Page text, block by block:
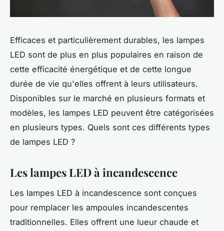
Efficaces et particulièrement durables, les lampes
LED sont de plus en plus populaires en raison de
cette efficacité énergétique et de cette longue
durée de vie qu'elles offrent à leurs utilisateurs.
Disponibles sur le marché en plusieurs formats et
modèles, les lampes LED peuvent être catégorisées
en plusieurs types. Quels sont ces différents types
de lampes LED ?
Les lampes LED à incandescence
Les lampes LED à incandescence sont conçues
pour remplacer les ampoules incandescentes
traditionnelles. Elles offrent une lueur chaude et